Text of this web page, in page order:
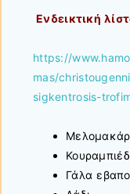
Ενδεικτική
https://
mas/
sigkentrosis-
Γάλα